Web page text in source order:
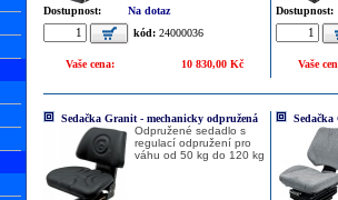
Dostupnost:
Na dotaz
kód: 24000036
Vaše cena: 10 830,00 Kč
Dostupnost:
Vaše
Sedačka Granit - mechanicky odpružená
Odpružené sedadlo s
regulací odpružení pro
váhu od 50 kg do 120 kg